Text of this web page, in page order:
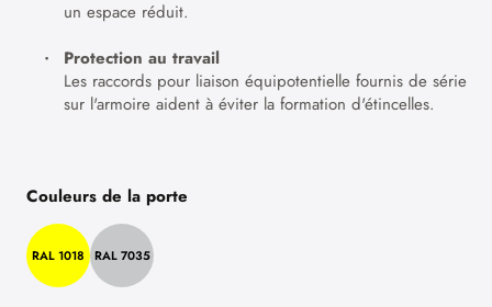
un espace réduit.
Protection au travail
Les raccords pour liaison équipotentielle fournis de série
sur l'armoire aident à éviter la formation d'étincelles.
Couleurs de la porte
RAL 1018 RAL 7035